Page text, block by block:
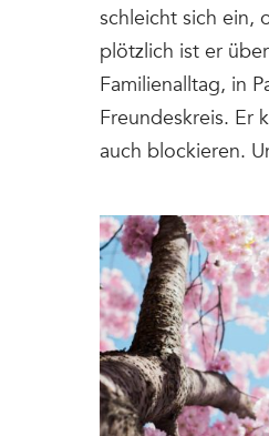
schleicht sich ein,
plötzlich ist er
Familienalltag, in
Freundeskreis. Er
auch blockieren.